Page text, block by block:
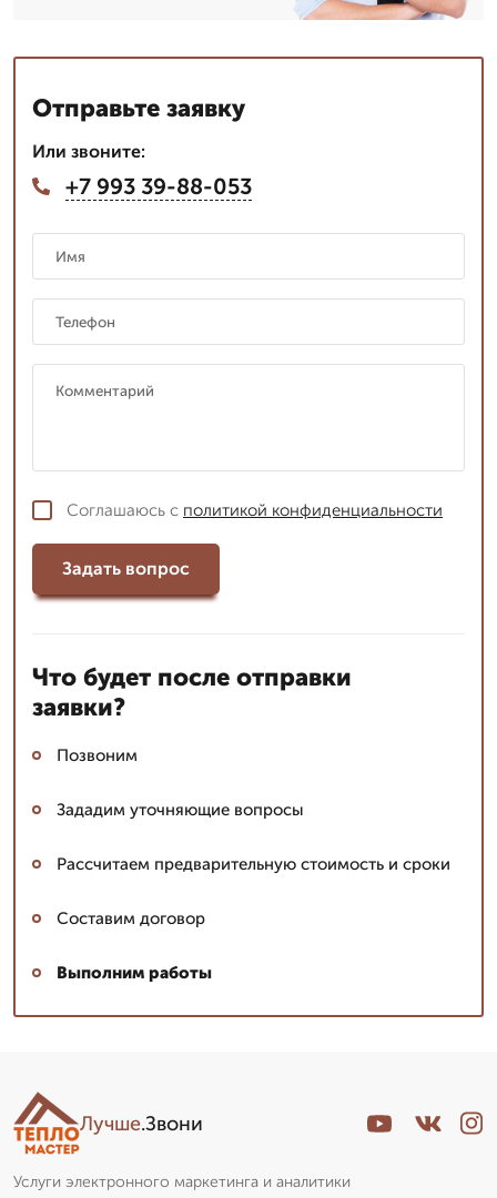
Отправьте заявку
Или звоните:
+7 993 39-88-053
Соглашаюсь с политикой конфиденциальности
Задать вопрос
Что будет после отправки
заявки?
Позвоним
Зададим уточняющие вопросы
Рассчитаем предварительную стоимость и сроки
Составим договор
Выполним работы
Лучше.Звони
Услуги электронного маркетинга и аналитики